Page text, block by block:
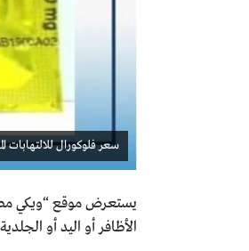
سعر فلوكورال للالتهابات
يستعرض موقع “ويكي
الأظافر أو اليد أو